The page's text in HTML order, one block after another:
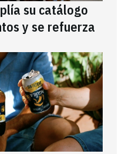
su catálogo
y se refuerza